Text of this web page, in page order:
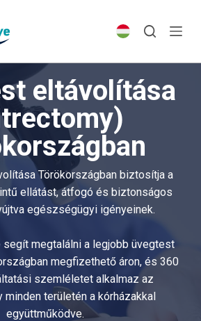
eltávolítása
Törökországban biztosítja a
ellátást, átfogó és biztonságos
egészségügyi igényeinek.
segít megtalálni a legjobb üvegtest
megfizethető áron, és 360
szemléletet alkalmaz az
területén a kórházakkal
együttműködve.